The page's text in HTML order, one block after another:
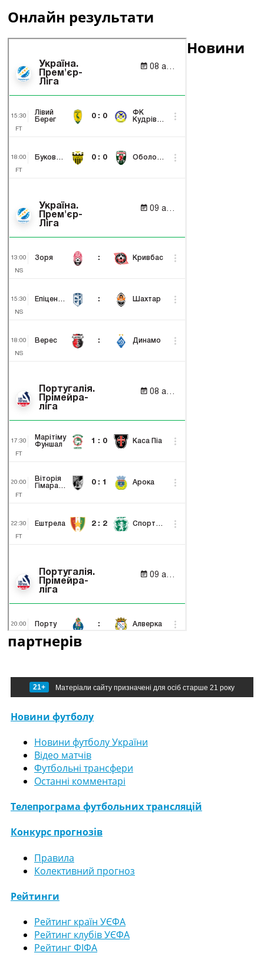
Онлайн результати
Новини
партнерів
21+ Матеріали сайту призначені для осіб старше 21 року
Новини футболу
Новини футболу України
Відео матчів
Футбольні трансфери
Останні комментарі
Телепрограма футбольних трансляцій
Конкурс прогнозів
Правила
Колективний прогноз
Рейтинги
Рейтинг країн УЄФА
Рейтинг клубів УЄФА
Рейтинг ФІФА